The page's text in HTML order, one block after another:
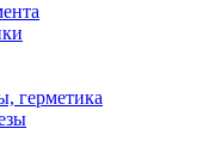
герметика